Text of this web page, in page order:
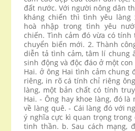
đất nước. Với người nông dân
kháng chiến thì tình yêu làng
hoà nhập trong tình yêu
chiến. Tình cảm đó vừa có tính
chuyển biến mới. 2. Thành
diễn tả tình cảm, tâm lí chung
sinh động và độc đáo ở một
Hai. ở ông Hai tình cảm chung
riêng, in rõ cá tính chỉ riêng
làng, một bản chất có tính
Hai. - Ông hay khoe làng, đó là
về làng quê. - Cái làng đó với
ý nghĩa cực kì quan trọng trong
tinh thần. b. Sau cách mạng,